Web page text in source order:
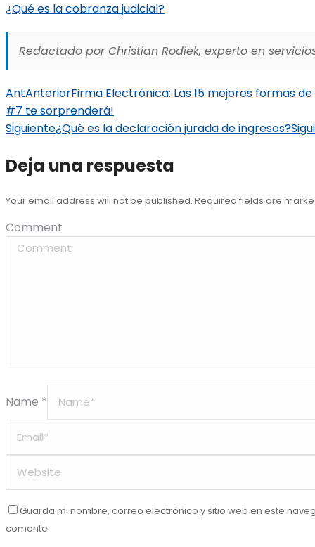
¿Qué es la cobranza judicial?
Redactado por Christian Rodiek, experto en
AntAnteriorFirma Electrónica: Las 15 mejores formas
#7 te sorprenderá!
Siguiente¿Qué es la declaración jurada de ingresos?
Deja una respuesta
Your email address will not be published. Required fields are
Comment
Name *
Guarda mi nombre, correo electrónico y sitio web en este
comente.